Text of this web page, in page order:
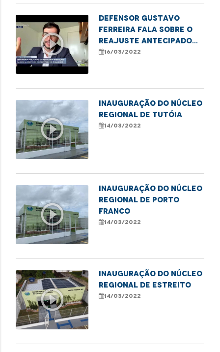
play_circle_outline
Defensor Gustavo
Ferreira fala sobre o
reajuste antecipado
dos combustíveis em
16/03/2022
play_circle_outline
Inauguração do Núcleo
Regional de Tutóia
14/03/2022
play_circle_outline
Inauguração do Núcleo
Regional de Porto
Franco
14/03/2022
play_circle_outline
Inauguração do Núcleo
Regional de Estreito
14/03/2022